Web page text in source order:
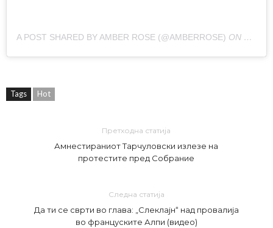
A POST SHARED BY AMBER ROSE (@AMBERROSE) ON NOV
Tags Hot
Претходна статија
Амнестираниот Тарчуловски излезе на
протестите пред Собрание
Следна статија
Да ти се сврти во глава: „Слеклајн“ над провалија
во француските Алпи (видео)